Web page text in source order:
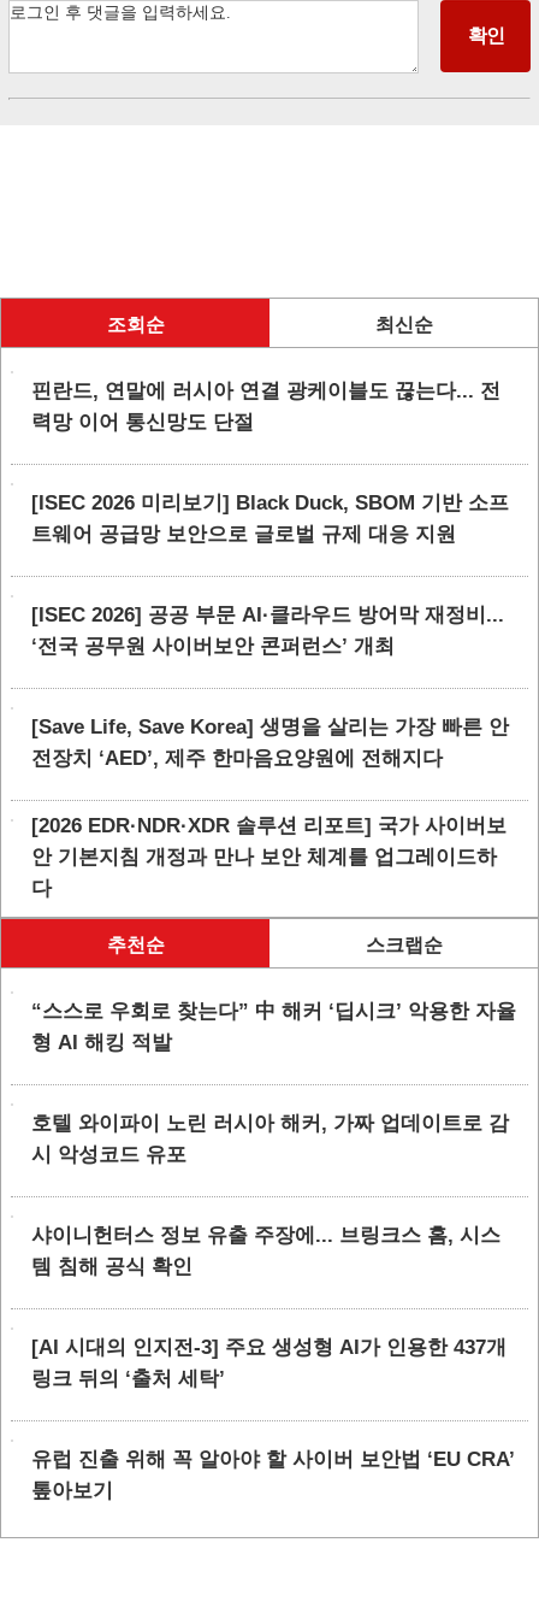
조회순 최신순
핀란드, 연말에 러시아 연결 광케이블도 끊는다... 전
력망 이어 통신망도 단절
[ISEC 2026 미리보기] Black Duck, SBOM 기반 소프
트웨어 공급망 보안으로 글로벌 규제 대응 지원
[ISEC 2026] 공공 부문 AI·클라우드 방어막 재정비...
‘전국 공무원 사이버보안 콘퍼런스’ 개최
[Save Life, Save Korea] 생명을 살리는 가장 빠른 안
전장치 ‘AED’, 제주 한마음요양원에 전해지다
[2026 EDR·NDR·XDR 솔루션 리포트] 국가 사이버보
안 기본지침 개정과 만나 보안 체계를 업그레이드하
다
추천순 스크랩순
“스스로 우회로 찾는다” 中 해커 ‘딥시크’ 악용한 자율
형 AI 해킹 적발
호텔 와이파이 노린 러시아 해커, 가짜 업데이트로 감
시 악성코드 유포
샤이니헌터스 정보 유출 주장에... 브링크스 홈, 시스
템 침해 공식 확인
[AI 시대의 인지전-3] 주요 생성형 AI가 인용한 437개
링크 뒤의 ‘출처 세탁’
유럽 진출 위해 꼭 알아야 할 사이버 보안법 ‘EU CRA’
톺아보기